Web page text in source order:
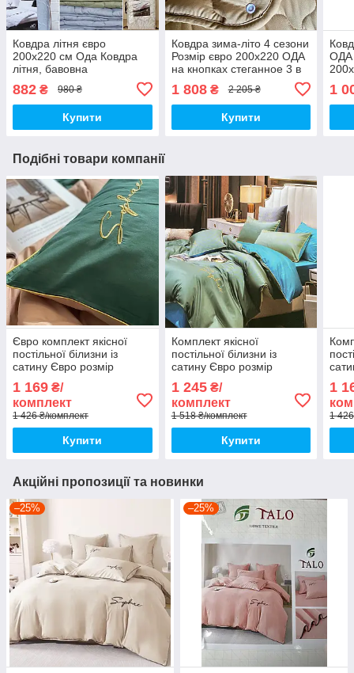
Ковдра літня євро
200х220 см Ода Ковдра
літня, бавовна
ковдру ODA
882 ₴ 980 ₴
Купити
Ковдра зима-літо 4 сезони
Розмір євро 200х220 ОДА
на кнопках стеганное 3 в
1 808₴ 2 205 ₴
Купити
ОДА
1
Подібні товари компанії
Євро комплект якісної
постільної білизни із
сатину Євро розмір
200*220 см
1 169 ₴/
комплект
1 426 ₴/комплект
Купити
Комплект якісної
постільної білизни із
сатину Євро розмір
200*220 см
1 245₴/
комплект
1 518 ₴/комплект
Купити
1
1
Акційні пропозиції та новинки
–25% –25%